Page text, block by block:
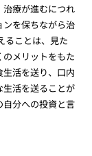
療が進むにつれ
を保ちながら治
ることは、見た
メリットをもた
活を送り、口内
活を送ることが
分への投資と言